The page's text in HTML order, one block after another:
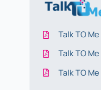
Talk TO
Talk TO
Talk TO